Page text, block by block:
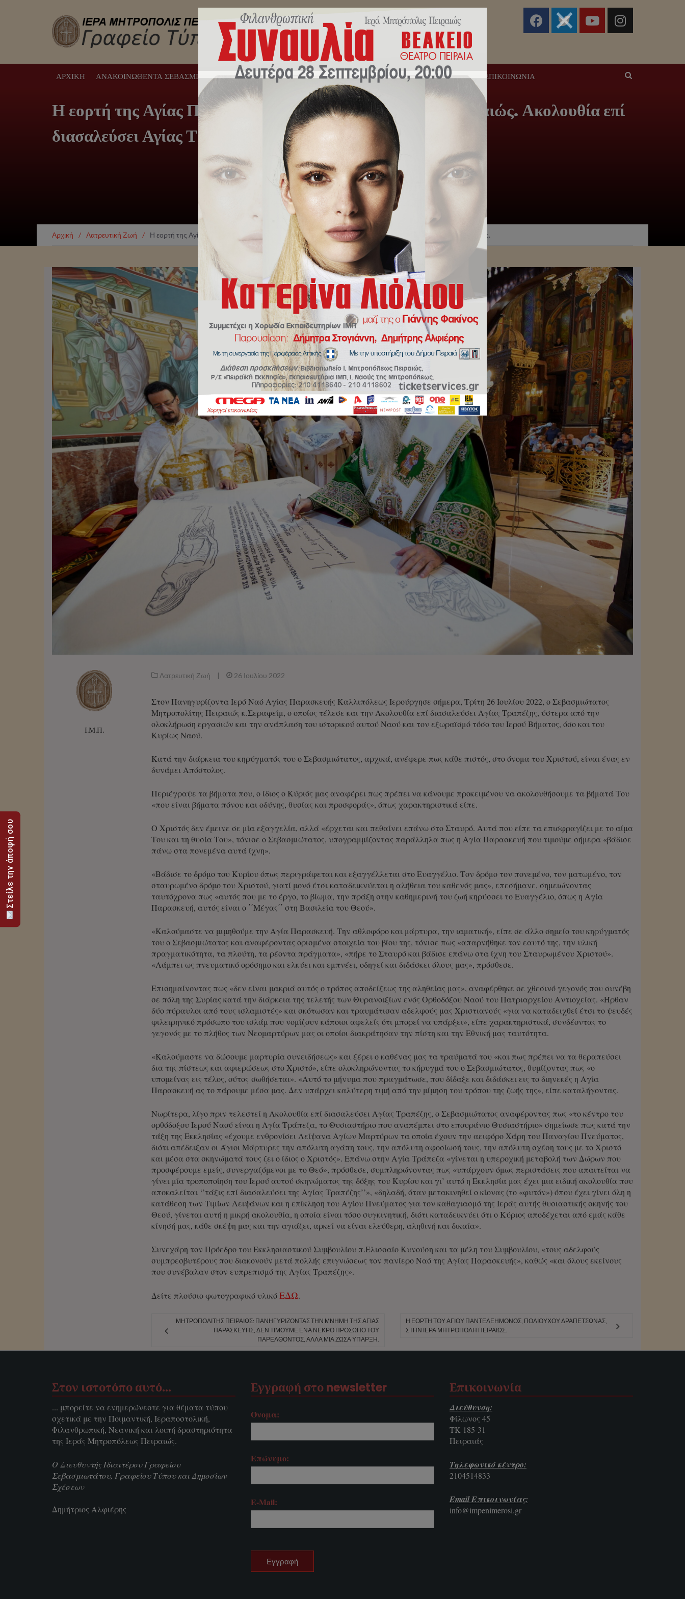
ΑΡΧΙΚΉ ΑΝΑΚΟΙΝΩΘΈΝΤΑ ΣΕΒΑΣΜΙΩΤΆΤΟΥ ΜΗΝΎΜΑΤΑ ΣΕΒΑΣΜΙΩΤΆΤΟΥ ΔΕΛΤΊΑ ΤΎΠΟΥ ΕΚΔΗΛΏΣΕΙΣ ΕΠΙΚΟΙΝΩΝΊΑ
Η εορτή της Αγίας Παρασκευής στην Ιερά Μητρόπολη Πειραιώς. Ακολουθία επί
διασαλεύσει Αγίας Τραπέζης.
Αρχική / Λατρευτική Ζωή / Η εορτή της Αγίας Παρασκευής στην Ιερά Μητρόπολη Πειραιώς. Ακολουθία επί διασαλεύσει Αγίας Τραπέζης.
Ι.Μ.Π.
Λατρευτική Ζωή | 26 Ιουλίου 2022
Στον Πανηγυρίζοντα Ιερό Ναό Αγίας Παρασκευής Καλλιπόλεως Ιερούργησε σήμερα, Τρίτη 26 Ιουλίου 2022, ο Σεβασμιώτατος
Μητροπολίτης Πειραιώς κ.Σεραφείμ, ο οποίος τέλεσε και την Ακολουθία επί διασαλεύσει Αγίας Τραπέζης, ύστερα από την
ολοκλήρωση εργασιών και την ανάπλαση του ιστορικού αυτού Ναού και τον εξωραϊσμό τόσο του Ιερού Βήματος, όσο και του
Κυρίως Ναού.
Κατά την διάρκεια του κηρύγματός του ο Σεβασμιώτατος, αρχικά, ανέφερε πως κάθε πιστός, στο όνομα του Χριστού, είναι ένας εν
δυνάμει Απόστολος.
Περιέγραψε τα βήματα που, ο ίδιος ο Κύριός μας αναφέρει πως πρέπει να κάνουμε προκειμένου να ακολουθήσουμε τα βήματά Του
«που είναι βήματα πόνου και οδύνης, θυσίας και προσφοράς», όπως χαρακτηριστικά είπε.
Ο Χριστός δεν έμεινε σε μία εξαγγελία, αλλά «έρχεται και πεθαίνει επάνω στο Σταυρό. Αυτά που είπε τα επισφραγίζει με το αίμα
Του και τη θυσία Του», τόνισε ο Σεβασμιώτατος, υπογραμμίζοντας παράλληλα πως η Αγία Παρασκευή που τιμούμε σήμερα «βάδισε
πάνω στα πονεμένα αυτά ίχνη».
«Βάδισε το δρόμο του Κυρίου όπως περιγράφεται και εξαγγέλλεται στο Ευαγγέλιο. Τον δρόμο τον πονεμένο, τον ματωμένο, τον
σταυρωμένο δρόμο του Χριστού, γιατί μονό έτσι καταδεικνύεται η αλήθεια του καθενός μας», επεσήμανε, σημειώνοντας
ταυτόχρονα πως «αυτός που με το έργο, το βίωμα, την πράξη στην καθημερινή του ζωή κηρύσσει το Ευαγγέλιο, όπως η Αγία
Παρασκευή, αυτός είναι ο ΄΄Μέγας΄΄ στη Βασιλεία του Θεού».
«Καλούμαστε να μιμηθούμε την Αγία Παρασκευή. Την αθλοφόρο και μάρτυρα, την ιαματική», είπε σε άλλο σημείο του κηρύγματός
του ο Σεβασμιώτατος και αναφέροντας ορισμένα στοιχεία του βίου της, τόνισε πως «απαρνήθηκε τον εαυτό της, την υλική
πραγματικότητα, τα πλούτη, τα ρέοντα πράγματα», «πήρε το Σταυρό και βάδισε επάνω στα ίχνη του Σταυρωμένου Χριστού».
«Λάμπει ως πνευματικό ορόσημο και ελκύει και εμπνέει, οδηγεί και διδάσκει όλους μας», πρόσθεσε.
Επισημαίνοντας πως «δεν είναι μακριά αυτός ο τρόπος αποδείξεως της αληθείας μας», αναφέρθηκε σε χθεσινό γεγονός που συνέβη
σε πόλη της Συρίας κατά την διάρκεια της τελετής των Θυρανοιξίων ενός Ορθοδόξου Ναού του Πατριαρχείου Αντιοχείας. «Ήρθαν
δύο πύραυλοι από τους ισλαμιστές» και σκότωσαν και τραυμάτισαν αδελφούς μας Χριστιανούς «για να καταδειχθεί έτσι το ψευδές
φιλειρηνικό πρόσωπο του ισλάμ που νομίζουν κάποιοι αφελείς ότι μπορεί να υπάρξει», είπε χαρακτηριστικά, συνδέοντας το
γεγονός με το πλήθος των Νεομαρτύρων μας οι οποίοι διακράτησαν την πίστη και την Εθνική μας ταυτότητα.
«Καλούμαστε να δώσουμε μαρτυρία συνειδήσεως» και ξέρει ο καθένας μας τα τραύματά του «και πως πρέπει να τα θεραπεύσει
δια της πίστεως και αφιερώσεως στο Χριστό», είπε ολοκληρώνοντας το κήρυγμά του ο Σεβασμιώτατος, θυμίζοντας πως «ο
υπομείνας εις τέλος, ούτος σωθήσεται». «Αυτό το μήνυμα που πραγμάτωσε, που δίδαξε και διδάσκει εις το διηνεκές η Αγία
Παρασκευή ας το πάρουμε μέσα μας. Δεν υπάρχει καλύτερη τιμή από την μίμηση του τρόπου της ζωής της», είπε καταλήγοντας.
Νωρίτερα, λίγο πριν τελεστεί η Ακολουθία επί διασαλεύσει Αγίας Τραπέζης, ο Σεβασμιώτατος αναφέροντας πως «το κέντρο του
ορθόδοξου Ιερού Ναού είναι η Αγία Τράπεζα, το Θυσιαστήριο που αναπέμπει στο επουράνιο Θυσιαστήριο» σημείωσε πως κατά την
τάξη της Εκκλησίας «έχουμε ενθρονίσει Λείψανα Αγίων Μαρτύρων τα οποία έχουν την αειφόρο Χάρη του Παναγίου Πνεύματος,
διότι απέδειξαν οι Άγιοι Μάρτυρες την απόλυτη αγάπη τους, την απόλυτη αφοσίωσή τους, την απόλυτη σχέση τους με το Χριστό
και μέσα στα σκηνώματά τους ζει ο ίδιος ο Χριστός». Επάνω στην Αγία Τράπεζα «γίνεται η υπεροχική μεταβολή των Δώρων που
προσφέρουμε εμείς, συνεργαζόμενοι με το Θεό», πρόσθεσε, συμπληρώνοντας πως «υπάρχουν όμως περιστάσεις που απαιτείται να
γίνει μία τροποποίηση του Ιερού αυτού σκηνώματος της δόξης του Κυρίου και γι’ αυτό η Εκκλησία μας έχει μια ειδική ακολουθία που
αποκαλείται ‘’τάξις επί διασαλεύσει της Αγίας Τραπέζης’’», «δηλαδή, όταν μετακινηθεί ο κίονας (το «φυτόν») όπου έχει γίνει όλη η
κατάθεση των Τιμίων Λειψάνων και η επίκληση του Αγίου Πνεύματος για τον καθαγιασμό της Ιεράς αυτής θυσιαστικής σκηνής του
Θεού, γίνεται αυτή η μικρή ακολουθία, η οποία είναι τόσο συγκινητική, διότι καταδεικνύει ότι ο Κύριος αποδέχεται από εμάς κάθε
κίνησή μας, κάθε σκέψη μας και την αγιάζει, αρκεί να είναι ελεύθερη, αληθινή και δικαία».
Συνεχάρη τον Πρόεδρο του Εκκλησιαστικού Συμβουλίου π.Ελισσαίο Κυνούση και τα μέλη του Συμβουλίου, «τους αδελφούς
συμπρεσβυτέρους που διακονούν μετά πολλής επιγνώσεως τον πανίερο Ναό της Αγίας Παρασκευής», καθώς «και όλους εκείνους
που συνέβαλαν στον ευπρεπισμό της Αγίας Τραπέζης».
Δείτε πλούσιο φωτογραφικό υλικόΕΔΩ.
ΜΗΤΡΟΠΟΛΊΤΗΣ ΠΕΙΡΑΙΏΣ: ΠΑΝΗΓΥΡΊΖΟΝΤΑΣ ΤΗΝ ΜΝΉΜΗ ΤΗΣ ΑΓΊΑΣ
ΠΑΡΑΣΚΕΥΉΣ, ΔΕΝ ΤΙΜΟΎΜΕ ΈΝΑ ΝΕΚΡΌ ΠΡΌΣΩΠΟ ΤΟΥ
ΠΑΡΕΛΘΌΝΤΟΣ, ΑΛΛΆ ΜΊΑ ΖΏΣΑ ΎΠΑΡΞΗ.
Η ΕΟΡΤΉ ΤΟΥ ΑΓΊΟΥ ΠΑΝΤΕΛΕΉΜΟΝΟΣ, ΠΟΛΙΟΎΧΟΥ ΔΡΑΠΕΤΣΏΝΑΣ,
ΣΤΗΝ ΙΕΡΆ ΜΗΤΡΌΠΟΛΗ ΠΕΙΡΑΙΏΣ.
Στον ιστοτόπο αυτό…
... μπορείτε να ενημερώνεστε για θέματα τύπου
σχετικά με την Ποιμαντική, Ιεραποστολική,
Φιλανθρωπική, Νεανική και λοιπή δραστηριότητα
της Ιεράς Μητροπόλεως Πειραιώς.
Ο Διευθυντής Ιδιαιτέρου Γραφείου
Σεβασμιωτάτου, Γραφείου Τύπου και Δημοσίων
Σχέσεων
Δημήτριος Αλφιέρης
Εγγραφή στο newsletter
Όνομα:
Επώνυμο:
E-Mail:
Επικοινωνία
Διεύθυνση:
Φίλωνος 45
ΤΚ 185-31
Πειραιάς
Τηλεφωνικό κέντρο:
2104514833
Email Επικοινωνίας:
info@impenimerosi.gr
Στείλε την άποψή σου